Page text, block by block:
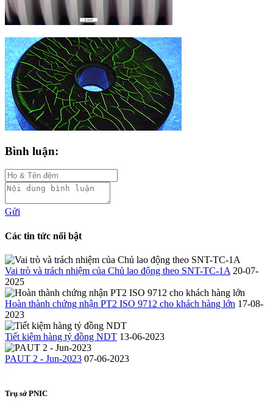
Bình luận:
Gửi
Các tin tức nổi bật
Vai trò và trách nhiệm của Chủ lao động theo SNT-TC-1A 20-07-
2025
Hoàn thành chứng nhận PT2 ISO 9712 cho khách hàng lớn 17-08-
2023
Tiết kiệm hàng tỷ đồng NDT 13-06-2023
PAUT 2 - Jun-2023 07-06-2023
Trụ sở PNIC